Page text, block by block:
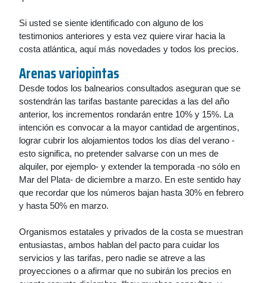
Si usted se siente identificado con alguno de los
testimonios anteriores y esta vez quiere virar hacia la
costa atlántica, aquí más novedades y todos los precios.
Arenas variopintas
Desde todos los balnearios consultados aseguran que se
sostendrán las tarifas bastante parecidas a las del año
anterior, los incrementos rondarán entre 10% y 15%. La
intención es convocar a la mayor cantidad de argentinos,
lograr cubrir los alojamientos todos los días del verano -
esto significa, no pretender salvarse con un mes de
alquiler, por ejemplo- y extender la temporada -no sólo en
Mar del Plata- de diciembre a marzo. En este sentido hay
que recordar que los números bajan hasta 30% en febrero
y hasta 50% en marzo.
Organismos estatales y privados de la costa se muestran
entusiastas, ambos hablan del pacto para cuidar los
servicios y las tarifas, pero nadie se atreve a las
proyecciones o a afirmar que no subirán los precios en